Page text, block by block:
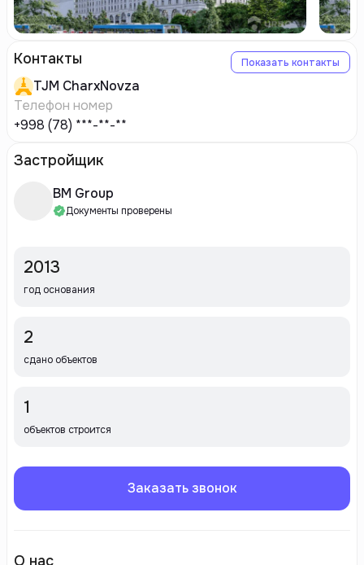
Контакты Показать контакты
TJM CharxNovza
Телефон номер
+998 (78) ***-**-**
Застройщик
BM Group
Документы проверены
2013
год основания
2
сдано объектов
1
объектов строится
Заказать звонок
О нас